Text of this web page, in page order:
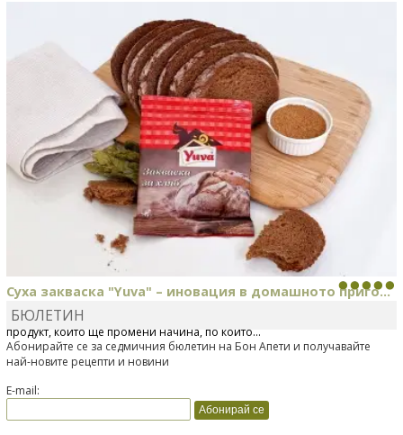
Суха закваска "Yuva" – иновация в домашното приго...
Отскоро Лесафр България стартира предлагането на изцяло нов
продукт, който ще промени начина, по който...
БЮЛЕТИН
Абонирайте се за седмичния бюлетин на Бон Апети и получавайте
най-новите рецепти и новини
E-mail: